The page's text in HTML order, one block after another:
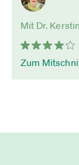
Mit Dr.
Zum